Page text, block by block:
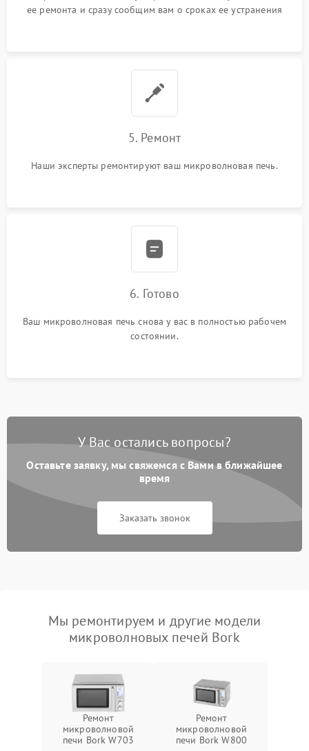
ее ремонта и сразу сообщим вам о сроках ее устранения
5. Ремонт
Наши эксперты ремонтируют ваш микроволновая печь.
6. Готово
Ваш микроволновая печь снова у вас в полностью рабочем
состоянии.
У Вас остались вопросы?
Оставьте заявку, мы свяжемся с Вами в ближайшее
время
Заказать звонок
Мы ремонтируем и другие модели
микроволновых печей Bork
Ремонт
микроволновой
печи Bork W703
Ремонт
микроволновой
печи Bork W800